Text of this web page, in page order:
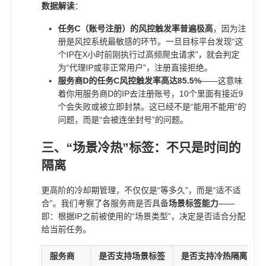
数据解读：
任务C（账号注册）的风控触发率普遍极高，因为注
册是风控系统最敏感的环节。一旦目标平台发现“这
个IP在X小时前刚执行过高频爬虫请求”，就会判定
为“代理IP或非正常用户”，注册直接拒绝。
服务商D的任务C风控触发率高达85.5%——这意味
着你用服务商D的IP去注册账号，10个里面有接近9
个会失败或被立即封禁。这已经不是“能用不能用”的
问题，而是“会被连坐封号”的问题。
三、“场景冷热”标签：不只是时间的
隔离
更高阶的冷却期管理，不仅仅是“等多久”，而是“适不适
合”。我们考察了各服务商是否具备场景标签能力——
即：根据IP之前被使用的“场景类型”，决定是否适合分配
给当前任务。
服务商 是否支持场景标签 是否支持冷热隔离